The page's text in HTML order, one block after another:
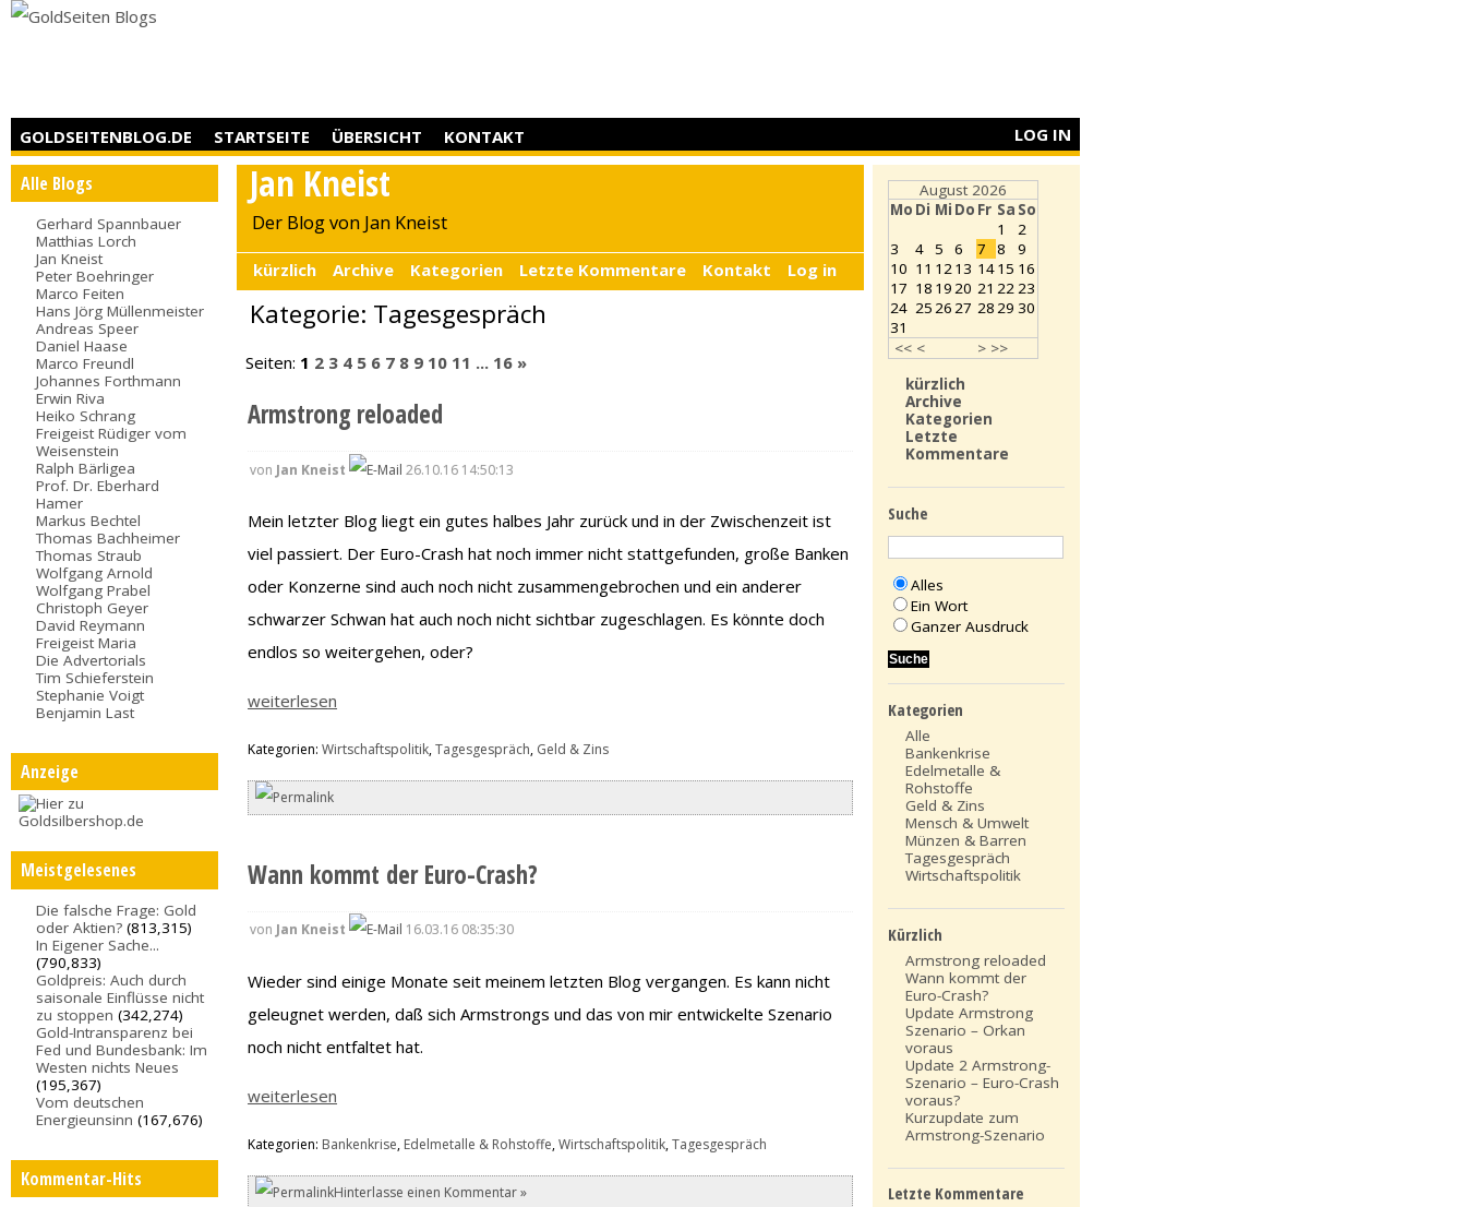
GOLDSEITENBLOG.DE STARTSEITE ÜBERSICHT KONTAKT LOG IN
Alle Blogs
Gerhard Spannbauer
Matthias Lorch
Jan Kneist
Peter Boehringer
Marco Feiten
Hans Jörg Müllenmeister
Andreas Speer
Daniel Haase
Marco Freundl
Johannes Forthmann
Erwin Riva
Heiko Schrang
Freigeist Rüdiger vom
Weisenstein
Ralph Bärligea
Prof. Dr. Eberhard
Hamer
Markus Bechtel
Thomas Bachheimer
Thomas Straub
Wolfgang Arnold
Wolfgang Prabel
Christoph Geyer
David Reymann
Freigeist Maria
Die Advertorials
Tim Schieferstein
Stephanie Voigt
Benjamin Last
Anzeige
Meistgelesenes
Die falsche Frage: Gold
oder Aktien? (813,315)
In Eigener Sache...
(790,833)
Goldpreis: Auch durch
saisonale Einflüsse nicht
zu stoppen (342,274)
Gold-Intransparenz bei
Fed und Bundesbank: Im
Westen nichts Neues
(195,367)
Vom deutschen
Energieunsinn (167,676)
Kommentar-Hits
Jan Kneist
Der Blog von Jan Kneist
kürzlich Archive Kategorien Letzte Kommentare Kontakt Log in
Kategorie: Tagesgespräch
Seiten: 1 2 3 4 5 6 7 8 9 10 11 ... 16 »
Armstrong reloaded
von Jan Kneist 26.10.16 14:50:13
Mein letzter Blog liegt ein gutes halbes Jahr zurück und in der Zwischenzeit ist
viel passiert. Der Euro-Crash hat noch immer nicht stattgefunden, große Banken
oder Konzerne sind auch noch nicht zusammengebrochen und ein anderer
schwarzer Schwan hat auch noch nicht sichtbar zugeschlagen. Es könnte doch
endlos so weitergehen, oder?
weiterlesen
Kategorien:Wirtschaftspolitik,Tagesgespräch, Geld & Zins
Wann kommt der Euro-Crash?
von Jan Kneist 16.03.16 08:35:30
Wieder sind einige Monate seit meinem letzten Blog vergangen. Es kann nicht
geleugnet werden, daß sich Armstrongs und das von mir entwickelte Szenario
noch nicht entfaltet hat.
weiterlesen
Kategorien: Bankenkrise, Edelmetalle & Rohstoffe,Wirtschaftspolitik,Tagesgespräch
Hinterlasse einen Kommentar »
August 2026
Mo Di Mi Do Fr Sa So
<< < > >>
1
2
3
4 5 6 7 8
9
10 11 1213 1415 16
17 18 1920 21 2223
24 252627 2829 30
31
kürzlich
Archive
Kategorien
Letzte
Kommentare
Suche
Alles
Ein Wort
Ganzer Ausdruck
Kategorien
Alle
Bankenkrise
Edelmetalle &
Rohstoffe
Geld & Zins
Mensch & Umwelt
Münzen & Barren
Tagesgespräch
Wirtschaftspolitik
Kürzlich
Armstrong reloaded
Wann kommt der
Euro-Crash?
Update Armstrong
Szenario – Orkan
voraus
Update 2 Armstrong-
Szenario – Euro-Crash
voraus?
Kurzupdate zum
Armstrong-Szenario
Letzte Kommentare